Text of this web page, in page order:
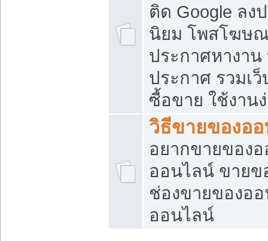
ติด Google ลง
นิยม โพสโฆษ
ประกาศหางาน
ประกาศ รวมเ
ซื้อขาย ใช้งาน
วิธีขายของอ
อยากขายของ
ออนไลน์ ขายข
ช่องขายของอ
ออนไลน์